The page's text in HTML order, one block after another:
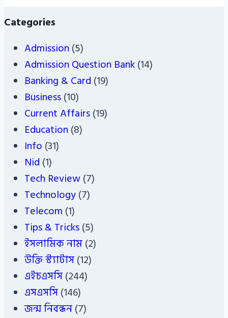
Categories
Admission (5)
Admission Question Bank(14)
Banking & Card (19)
Business(10)
Current Affairs(19)
Education (8)
Info (31)
Nid (1)
Tech Review(7)
Technology(7)
Telecom (1)
Tips & Tricks(5)
ইসলামিক নাম(2)
উক্তি স্ট্যাটাস(12)
এইচএসসি(244)
এসএসসি(146)
জন্ম নিবন্ধন(7)